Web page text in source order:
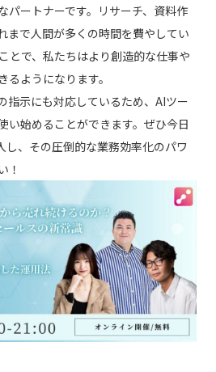
パートナーです。リサーチ、資料作
まで人間が多くの時間を費やしてい
とで、私たちはより創造的な仕事や
ようになります。
指示にも対応しているため、AIツー
い始めることができます。ぜひ今日
、その圧倒的な業務効率化のパワ
！